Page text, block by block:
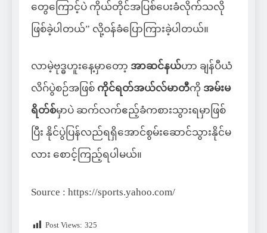
တွေကြောင့်ပဲ ကိုယ်တိုင်အပြစ်ပေးခံလိုက်သလို
ဖြစ်ခဲ့ပါတယ်” လို့ဝန်ခံပြောကြားခဲ့ပါတယ်။
လာမဲ့ဗုဒ္ဓဟူးနေ့မှာတော့ အာဆင်နယ်ဟာ ချန်ပီယံ
လိဂ်ပွဲစဉ်အဖြစ် ကိုင်ရတ်အယ်လ်မာတီကို အမ်းမ
ရိတ်စ်မှာပဲ ဆက်လက်ဧည့်ခံကစားသွားရမှာဖြစ်
ပြီး နိုင်ပွဲပြန်လည်ရရှိအောင်စွမ်းဆောင်သွားနိုင်မ
လား စောင့်ကြည့်ရပါမယ်။
Source : https://sports.yahoo.com/
Post Views: 325